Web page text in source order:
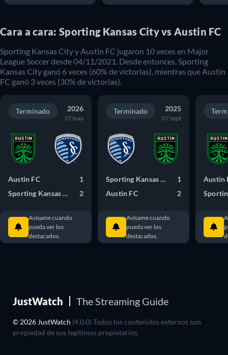
Cara a cara: Sporting Kansas City vs Austin FC
Sporting Kansas Cityy Austin FC jugaron 10veces en Major
League Soccerdesde04/11/2021 . Desde entonces, Sporting
Kansas City ganó 6veces (60% de victorias), mientras que Austin
FC ganó 3veces (30% de victorias).
Terminado 2026
17 may
Austin FC
1
Sporting Kansas City
2
Avísame cuando
pueda ver los
destacados.
Terminado 2025
07 sept
Sporting Kansas City
1
Austin FC
2
Avísame cuando
pueda ver los
destacados.
Austin
JustWatch The Streaming Guide
© 2026 JustWatch (4.0.0) Todos los contenidos externos son
propiedad de sus legítimos propietarios.